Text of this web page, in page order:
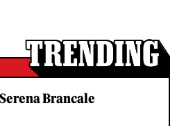
Brancale